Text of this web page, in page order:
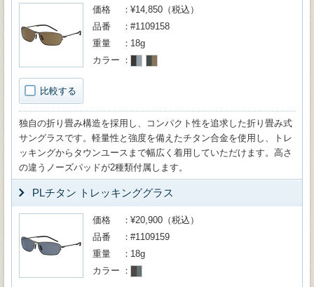
比較する
価格
¥14,850（税込）
品番
#1109158
重量
18g
カラー
独自の折り畳み構造を採用し、コンパクト性を追求した折り畳み式
サングラスです。軽量性と強度を備えたチタン合金を使用し、トレ
ッキングからタウンユースまで幅広く着用していただけます。高さ
の違うノーズパッドが2種類付属します。
PLチタン トレッキンググラス
価格
¥20,900（税込）
品番
#1109159
重量
18g
カラー